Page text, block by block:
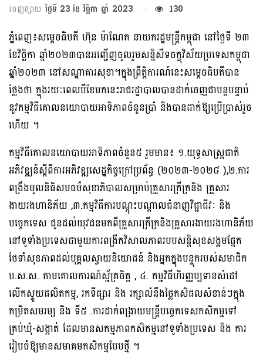
ចេញផ្សាយ ថ្ងៃទី 23 ខែ វិច្ឆិកា ឆ្នាំ 2023 130
ភ្នំពេញ៖សម្តេចធិបតី ហ៊ុន ម៉ាណែត នាយករដ្ឋមន្ត្រីកម្ពុជា នៅថ្ងៃទី ២៣
ខែវិច្ឆិកា ឆ្នាំ២០២៣បានអញ្ជើញចូលរួមសន្និសីទចក្ខុវិស័យប្រទេសកម្ពុជា
ឆ្នាំ២០២៣ នៅសណ្ឋាគារសុខា។ក្នុងព្រឹត្តិការណ៍នេះសម្ដេចធិបតីបាន
ថ្លែងថា ក្នុងរយៈពេលបីខែមកនេះរាជរដ្ឋាបាលបានដាក់ចេញជាបន្តបន្ទាប់
នូវកម្មវិធីគោលនយោបាយអាទិភាពចំនួនប្រាំ និងបានដាក់ឱ្យប្រើប្រាស់រួច
ហើយ ។
កម្មវិធីគោលនយោបាយអាទិភាពចំនួន៥ រួមមាន៖ ១.យុទ្ធសាស្រ្តជាតិ
អភិវឌ្ឍន៍ស្ដីពីការអភិវឌ្ឍសេដ្ឋកិច្ចក្រៅប្រព័ន្ធ (២០២៣-២០២៨ ),២.ការ
ពង្រឹងមូលនិធិសមធម៌សុខាភិបាលសម្រាប់គ្រួសារក្រីក្រនិង គ្រួសារ
ងាយរងហានិភ័យ ,៣.កម្មវិធីការបណ្ដុះបណ្តាលជំនាញវិជ្ជាជីវៈ និង
បច្ចេកទេស ជូនដល់យុវជនមកពីគ្រួសារក្រីក្រនិងគ្រួសារងាយរងហានិភ័យ
នៅទូទាំងប្រទេសជាមួយការពង្រីកវិសាលភាពរបបសន្តិសុខសង្គមផ្នែក
ថែទាំសុខភាពដល់បុគ្គលស្វាយនិយោជន៍ និងអ្នកក្នុងបន្ទុករបស់សមាជិក
ប.ស.ស. តាមគោលការណ៍ស្ម័គ្រចិត្ត , ៤. កម្មវិធីហិរញ្ញប្បទានសំដៅ
លើកស្ទួយផលិតកម្ម, រកទីផ្សារ និង រក្សាលំនឹងថ្លៃកសិផលសំខាន់ៗក្នុង
កម្រិតសមរម្យ និង ទី៥ .ការដាក់ពង្រាយមន្ត្រីបច្ចេកទេសកសិកម្មទៅ
គ្រប់ឃុំ-សង្កាត់ ដែលមានសកម្មភាពកសិកម្មនៅទូទាំងប្រទេស និង ការ
រៀបចំឱ្យមានសមាគមកសិកម្មបែបថ្មី ។